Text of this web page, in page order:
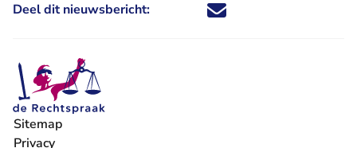
Deel dit nieuwsbericht: Deel dit nieuwsbericht via X -
Deel dit nieuwsbericht via
Deel dit nieuwsbericht
Deel dit
Sitemap
Privacy